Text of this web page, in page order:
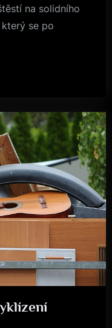
na solidního
se po